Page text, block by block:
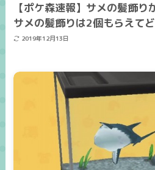
【ポケ森速報】サメの髪飾り
サメの髪飾りは2個もらえて
2019年12月13日